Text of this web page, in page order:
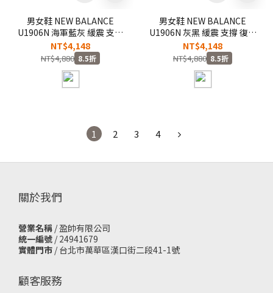
男女鞋 NEW BALANCE
U1906N 海軍藍灰 緩震 支撐
復古 休閒鞋【U19064UM】
NB1906
NT$4,148
NT$4,880 8.5折
男女鞋 NEW BALANCE
U1906N 灰黑 緩震 支撐 復古
休閒鞋【U19064J0】
NB1906
NT$4,148
NT$4,880 8.5折
1 2 3 4
關於我們
營業名稱 / 盈帥有限公司
統一編號 / 24941679
實體門市 / 台北市萬華區漢口街二段41-1號
顧客服務